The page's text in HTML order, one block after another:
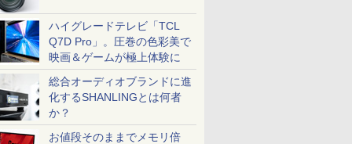
ハイグレードテレビ「TCL
Q7D Pro」。圧巻の色彩美で
映画＆ゲームが極上体験に
総合オーディオブランドに進
化するSHANLINGとは何者
か？
お値段そのままでメモリ倍